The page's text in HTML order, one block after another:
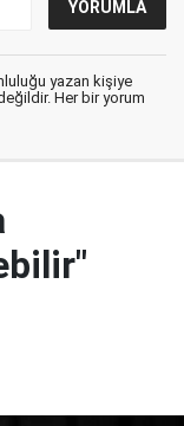
yazan kişiye
Her bir yorum